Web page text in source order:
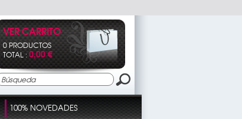
VER CARRITO
0 PRODUCTOS
TOTAL :0,00 €
100% NOVEDADES